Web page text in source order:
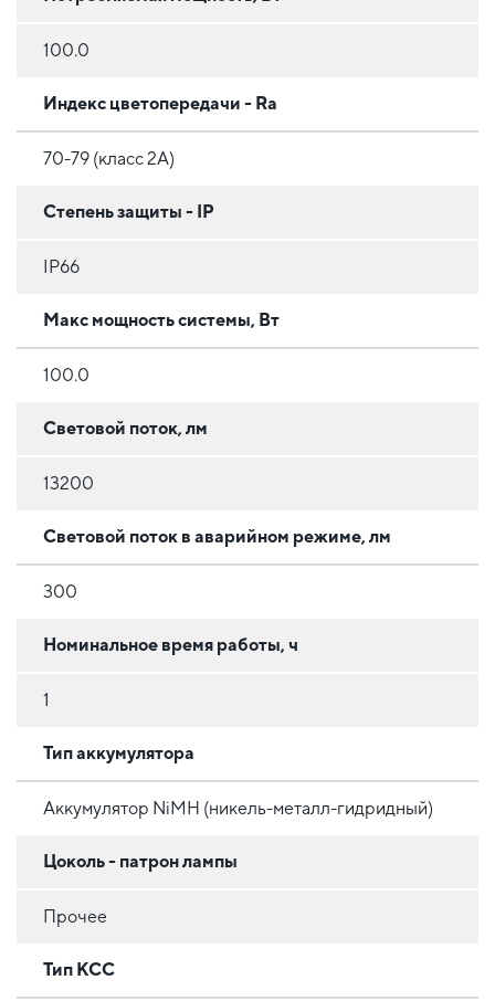
100.0
Индекс цветопередачи - Ra
70-79 (класс 2A)
Степень защиты - IP
IP66
Макс мощность системы, Вт
100.0
Световой поток, лм
13200
Световой поток в аварийном режиме, лм
300
Номинальное время работы, ч
1
Тип аккумулятора
Аккумулятор NiMH (никель-металл-гидридный)
Цоколь - патрон лампы
Прочее
Тип КСС